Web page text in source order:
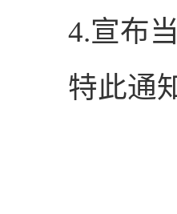
4.宣布
特此通